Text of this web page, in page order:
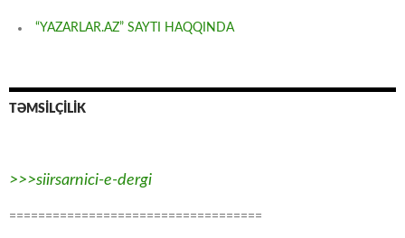
“YAZARLAR.AZ” SAYTI HAQQINDA
TƏMSİLÇİLİK
>>>siirsarnici-e-dergi
===================================